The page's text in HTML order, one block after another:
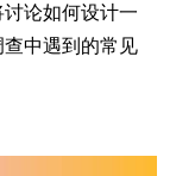
论如何设计一
中遇到的常见